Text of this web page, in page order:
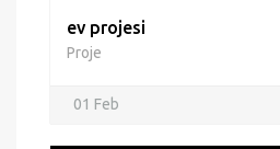
ev projesi
Proje
01 Feb